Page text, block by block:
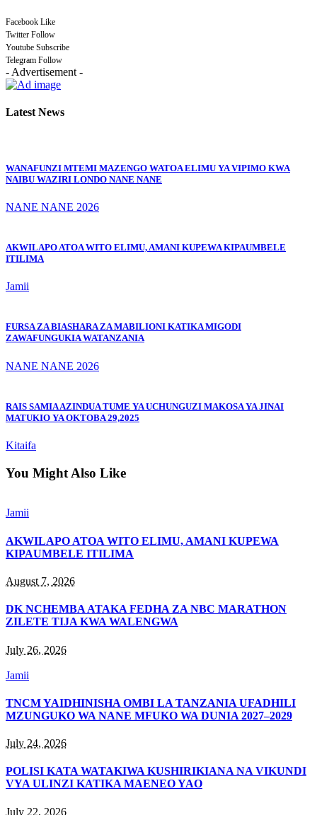
Facebook Like
Twitter Follow
Youtube Subscribe
Telegram Follow
- Advertisement -
Latest News
WANAFUNZI MTEMI MAZENGO WATOA ELIMU YA VIPIMO KWA
NAIBU WAZIRI LONDO NANE NANE
NANE NANE 2026
AKWILAPO ATOA WITO ELIMU, AMANI KUPEWA KIPAUMBELE
ITILIMA
Jamii
FURSA ZA BIASHARA ZA MABILIONI KATIKA MIGODI
ZAWAFUNGUKIA WATANZANIA
NANE NANE 2026
RAIS SAMIA AZINDUA TUME YA UCHUNGUZI MAKOSA YA JINAI
MATUKIO YA OKTOBA 29,2025
Kitaifa
You Might Also Like
Jamii
AKWILAPO ATOA WITO ELIMU, AMANI KUPEWA
KIPAUMBELE ITILIMA
August 7, 2026
DK NCHEMBA ATAKA FEDHA ZA NBC MARATHON
ZILETE TIJA KWA WALENGWA
July 26, 2026
Jamii
TNCM YAIDHINISHA OMBI LA TANZANIA UFADHILI
MZUNGUKO WA NANE MFUKO WA DUNIA 2027–2029
July 24, 2026
POLISI KATA WATAKIWA KUSHIRIKIANA NA VIKUNDI
VYA ULINZI KATIKA MAENEO YAO
July 22, 2026